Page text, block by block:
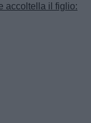
accoltella il figlio: